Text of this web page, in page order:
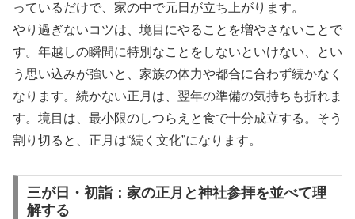
っているだけで、家の中で元日が立ち上がります。
やり過ぎないコツは、境目にやることを増やさないことで
す。年越しの瞬間に特別なことをしないといけない、とい
う思い込みが強いと、家族の体力や都合に合わず続かなく
なります。続かない正月は、翌年の準備の気持ちも折れま
す。境目は、最小限のしつらえと食で十分成立する。そう
割り切ると、正月は“続く文化”になります。
三が日・初詣：家の正月と神社参拝を並べて理
解する